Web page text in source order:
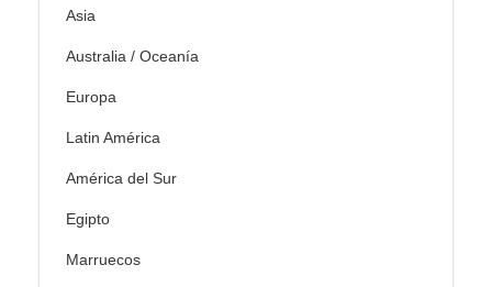
Asia
Australia / Oceanía
Europa
Latin América
América del Sur
Egipto
Marruecos